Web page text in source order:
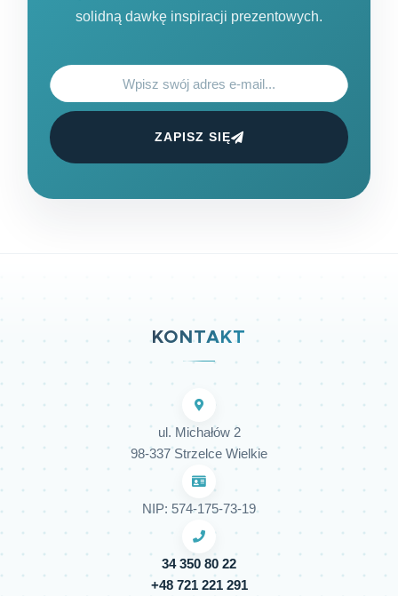
solidną dawkę inspiracji prezentowych.
ZAPISZ SIĘ
KONTAKT
ul. Michałów 2
98-337 Strzelce Wielkie
NIP: 574-175-73-19
34 350 80 22
+48 721 221 291